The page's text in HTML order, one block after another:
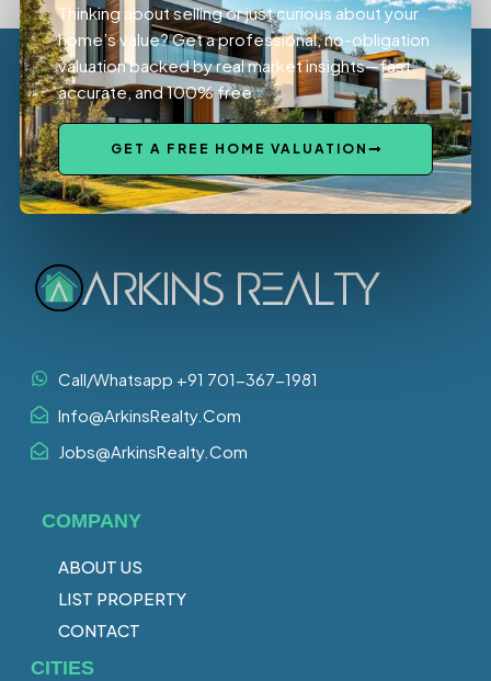
Thinking about selling or just curious about your
home’s value? Get a professional, no-obligation
valuation backed by real market insights—fast,
accurate, and 100% free.
GET A FREE HOME VALUATION
Call/Whatsapp +91 701-367-1981
Info@ArkinsRealty.Com
Jobs@ArkinsRealty.Com
COMPANY
ABOUT US
LIST PROPERTY
CONTACT
CITIES